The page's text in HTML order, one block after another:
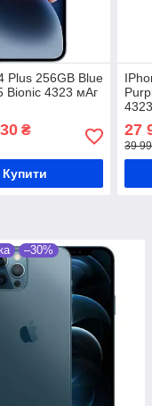
Plus 256GB Blue
Bionic 4323 мАг
₴
Купити
27
39
–30%